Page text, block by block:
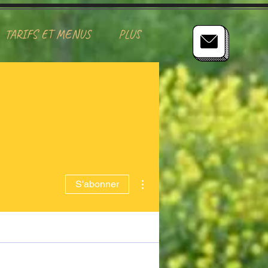
TARIFS ET MENUS PLUS
S'abonner
Plus d'actions